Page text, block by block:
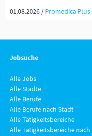
01.08.2026 / Promedica
Jobsuche
Alle Jobs
Alle Städte
Alle Berufe
Alle Berufe nach Stadt
Alle Tätigkeitsbereiche
Alle Tätigkeitsbereiche nach